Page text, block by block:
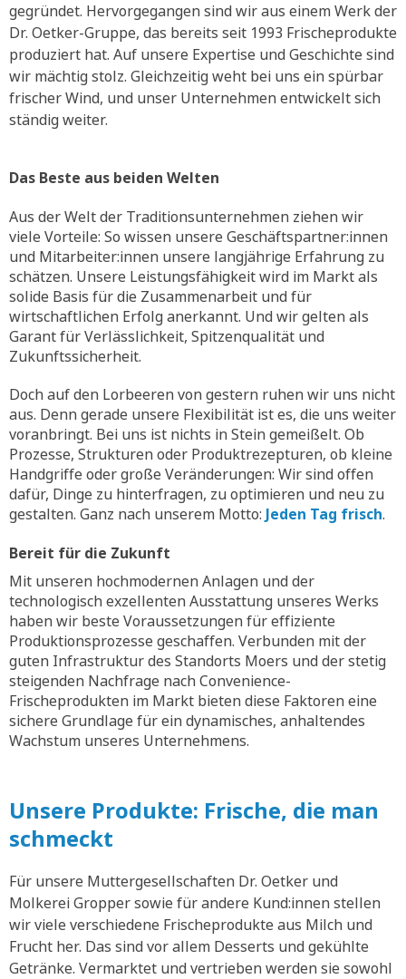
gegründet. Hervorgegangen sind wir aus einem Werk der
Dr. Oetker-Gruppe, das bereits seit 1993 Frischeprodukte
produziert hat. Auf unsere Expertise und Geschichte sind
wir mächtig stolz. Gleichzeitig weht bei uns ein spürbar
frischer Wind, und unser Unternehmen entwickelt sich
ständig weiter.
Das Beste aus beiden Welten
Aus der Welt der Traditionsunternehmen ziehen wir
viele Vorteile: So wissen unsere Geschäftspartner:innen
und Mitarbeiter:innen unsere langjährige Erfahrung zu
schätzen. Unsere Leistungsfähigkeit wird im Markt als
solide Basis für die Zusammenarbeit und für
wirtschaftlichen Erfolg anerkannt. Und wir gelten als
Garant für Verlässlichkeit, Spitzenqualität und
Zukunftssicherheit.
Doch auf den Lorbeeren von gestern ruhen wir uns nicht
aus. Denn gerade unsere Flexibilität ist es, die uns weiter
voranbringt. Bei uns ist nichts in Stein gemeißelt. Ob
Prozesse, Strukturen oder Produktrezepturen, ob kleine
Handgriffe oder große Veränderungen: Wir sind offen
dafür, Dinge zu hinterfragen, zu optimieren und neu zu
gestalten. Ganz nach unserem Motto: Jeden Tag frisch.
Bereit für die Zukunft
Mit unseren hochmodernen Anlagen und der
technologisch exzellenten Ausstattung unseres Werks
haben wir beste Voraussetzungen für effiziente
Produktionsprozesse geschaffen. Verbunden mit der
guten Infrastruktur des Standorts Moers und der stetig
steigenden Nachfrage nach Convenience-
Frischeprodukten im Markt bieten diese Faktoren eine
sichere Grundlage für ein dynamisches, anhaltendes
Wachstum unseres Unternehmens.
Unsere Produkte: Frische, die man
schmeckt
Für unsere Muttergesellschaften Dr. Oetker und
Molkerei Gropper sowie für andere Kund:innen stellen
wir viele verschiedene Frischeprodukte aus Milch und
Frucht her. Das sind vor allem Desserts und gekühlte
Getränke. Vermarktet und vertrieben werden sie sowohl